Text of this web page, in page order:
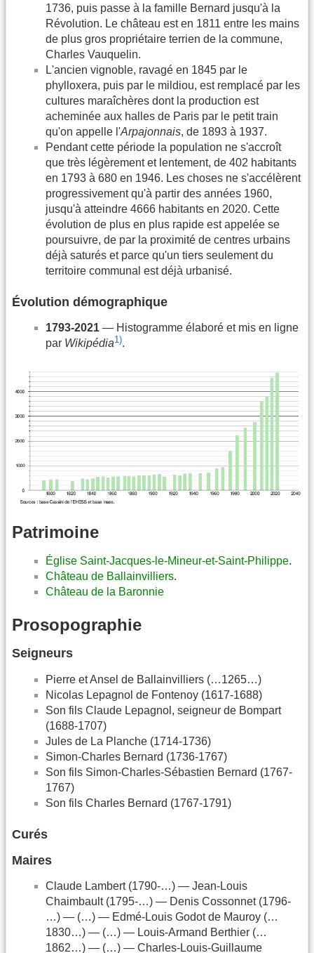
1736, puis passe à la famille Bernard jusqu'à la
Révolution. Le château est en 1811 entre les mains
de plus gros propriétaire terrien de la commune,
Charles Vauquelin.
L'ancien vignoble, ravagé en 1845 par le
phylloxera, puis par le mildiou, est remplacé par les
cultures maraîchères dont la production est
acheminée aux halles de Paris par le petit train
qu'on appelle l'Arpajonnais, de 1893 à 1937.
Pendant cette période la population ne s'accroît
que très légèrement et lentement, de 402 habitants
en 1793 à 680 en 1946. Les choses ne s'accélèrent
progressivement qu'à partir des années 1960,
jusqu'à atteindre 4666 habitants en 2020. Cette
évolution de plus en plus rapide est appelée se
poursuivre, de par la proximité de centres urbains
déjà saturés et parce qu'un tiers seulement du
territoire communal est déjà urbanisé.
Évolution démographique
1793-2021 — Histogramme élaboré et mis en ligne
par Wikipédia1).
Patrimoine
Église Saint-Jacques-le-Mineur-et-Saint-Philippe.
Château de Ballainvilliers.
Château de la Baronnie
Prosopographie
Seigneurs
Pierre et Ansel de Ballainvilliers (…1265…)
Nicolas Lepagnol de Fontenoy (1617-1688)
Son fils Claude Lepagnol, seigneur de Bompart
(1688-1707)
Jules de La Planche (1714-1736)
Simon-Charles Bernard (1736-1767)
Son fils Simon-Charles-Sébastien Bernard (1767-
1767)
Son fils Charles Bernard (1767-1791)
Curés
Maires
Claude Lambert (1790-…) — Jean-Louis
Chaimbault (1795-…) — Denis Cossonnet (1796-
…) — (…) — Edmé-Louis Godot de Mauroy (…
1830…) — (…) — Louis-Armand Berthier (…
1862…) — (…) — Charles-Louis-Guillaume